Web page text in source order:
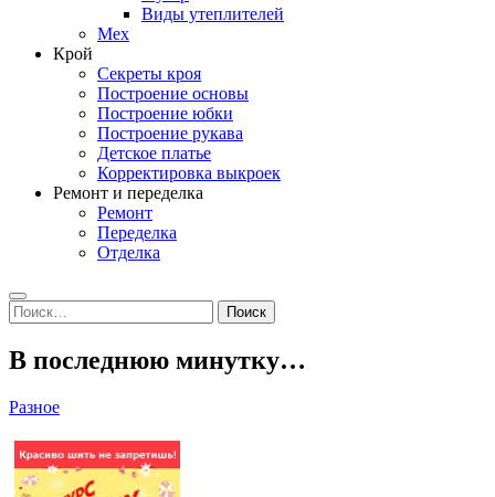
Виды утеплителей
Мех
Крой
Секреты кроя
Построение основы
Построение юбки
Построение рукава
Детское платье
Корректировка выкроек
Ремонт и переделка
Ремонт
Переделка
Отделка
Search
Найти:
В последнюю минутку…
Разное